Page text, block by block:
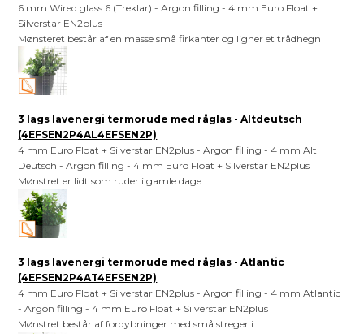
6 mm Wired glass 6 (Treklar) - Argon filling - 4 mm Euro Float +
Silverstar EN2plus
Mønsteret består af en masse små firkanter og ligner et trådhegn
3 lags lavenergi termorude med råglas - Altdeutsch
(4EFSEN2P4AL4EFSEN2P)
4 mm Euro Float + Silverstar EN2plus - Argon filling - 4 mm Alt
Deutsch - Argon filling - 4 mm Euro Float + Silverstar EN2plus
Mønstret er lidt som ruder i gamle dage
3 lags lavenergi termorude med råglas - Atlantic
(4EFSEN2P4AT4EFSEN2P)
4 mm Euro Float + Silverstar EN2plus - Argon filling - 4 mm Atlantic
- Argon filling - 4 mm Euro Float + Silverstar EN2plus
Mønstret består af fordybninger med små streger i